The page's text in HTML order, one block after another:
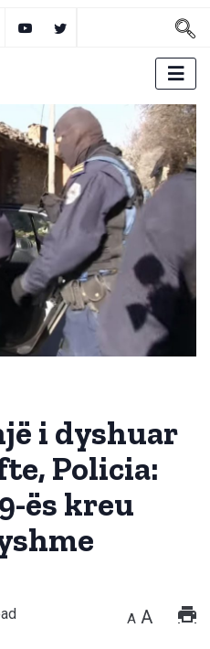
i dyshuar
Policia:
ës kreu
A A